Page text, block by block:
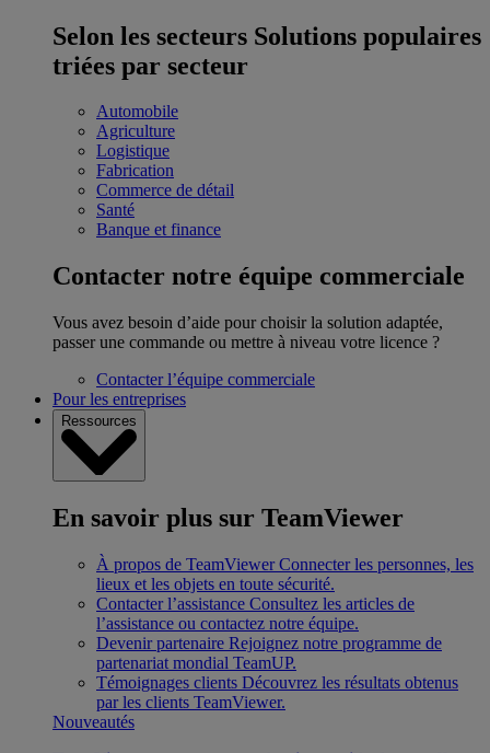
Selon les secteurs Solutions populaires
triées par secteur
Automobile
Agriculture
Logistique
Fabrication
Commerce de détail
Santé
Banque et finance
Contacter notre équipe commerciale
Vous avez besoin d’aide pour choisir la solution adaptée,
passer une commande ou mettre à niveau votre licence ?
Contacter l’équipe commerciale
Pour les entreprises
Ressources
En savoir plus sur TeamViewer
À propos de TeamViewer Connecter les personnes, les
lieux et les objets en toute sécurité.
Contacter l’assistance Consultez les articles de
l’assistance ou contactez notre équipe.
Devenir partenaire Rejoignez notre programme de
partenariat mondial TeamUP.
Témoignages clients Découvrez les résultats obtenus
par les clients TeamViewer.
Nouveautés